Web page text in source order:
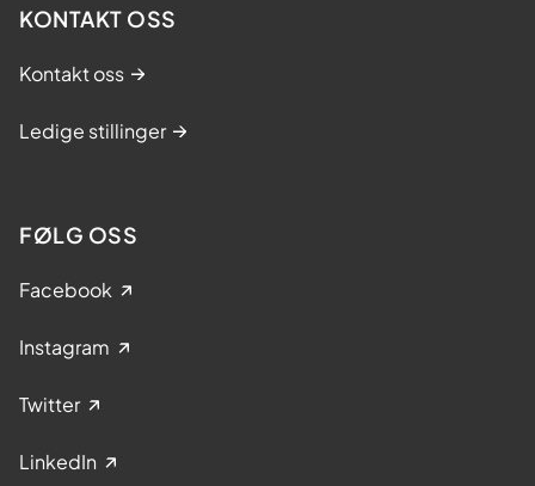
KONTAKT OSS
Kontakt oss
Ledige stillinger
FØLG OSS
Facebook
Instagram
Twitter
LinkedIn